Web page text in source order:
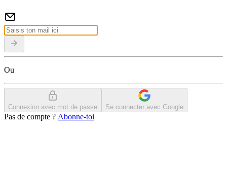
Ou
Connexion avec mot de passe Se connecter avec Google
Pas de compte ? Abonne-toi